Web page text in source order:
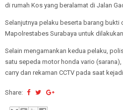
di rumah Kos yang beralamat di Jalan
Selanjutnya pelaku beserta barang bukti
Mapolrestabes Surabaya untuk
Selain mengamankan kedua pelaku,
satu sepeda motor honda vario
carry dan rekaman CCTV pada saat
Share: